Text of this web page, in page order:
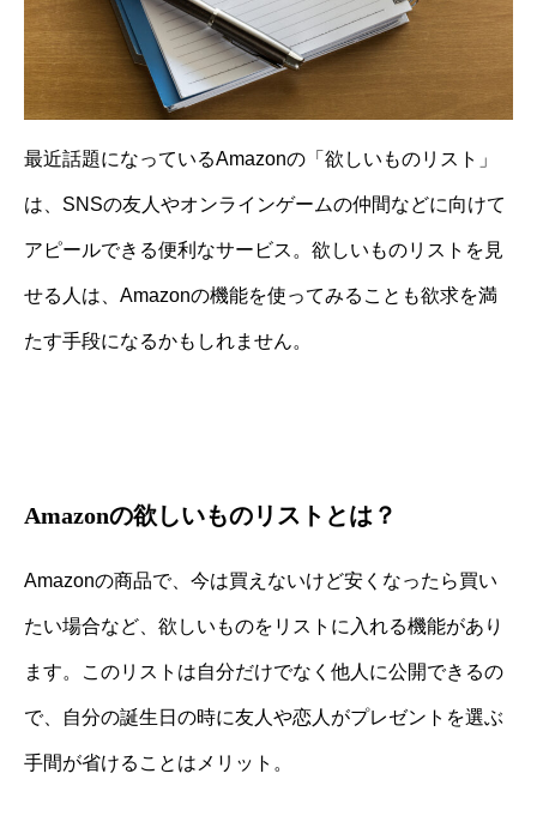
最近話題になっているAmazonの「欲しいものリスト」
は、SNSの友人やオンラインゲームの仲間などに向けて
アピールできる便利なサービス。欲しいものリストを見
せる人は、Amazonの機能を使ってみることも欲求を満
たす手段になるかもしれません。
Amazonの欲しいものリストとは？
Amazonの商品で、今は買えないけど安くなったら買い
たい場合など、欲しいものをリストに入れる機能があり
ます。このリストは自分だけでなく他人に公開できるの
で、自分の誕生日の時に友人や恋人がプレゼントを選ぶ
手間が省けることはメリット。